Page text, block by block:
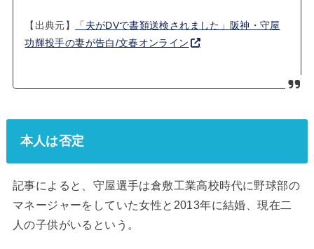
【出典元】
「夫がDVで書類送検されました」阪神・守屋
功輝投手の妻が告白/文春オンライン
本人は否定
記事によると、守屋選手は倉敷工業高校時代に野球部の
マネージャーをしていた女性と2013年に結婚、現在二
人の子供がいるという。